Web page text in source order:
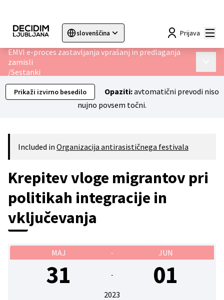
slovenščina
Sprache wählen Choose language Choisir la langue
Prijava
EMVI e-proces zastavljanja vprašanj in predlaganja
zamisli
/Sestanki
Prikaži izvirno besedilo Opaziti:avtomatični prevodi niso
nujno povsem točni.
Included in Organizacija antirasističnega festivala
Krepitev vloge migrantov pri
politikah integracije in
vključevanja
MAJ - JUN
31 - 01
2023